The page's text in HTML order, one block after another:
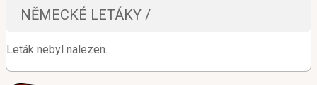
NĚMECKÉ LETÁKY /
Leták nebyl nalezen.